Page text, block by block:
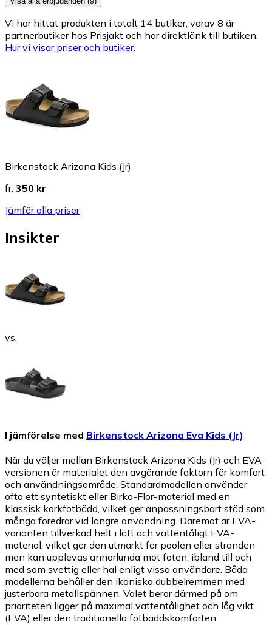
Vi har hittat produkten i totalt 14 butiker, varav 8 är
partnerbutiker hos Prisjakt och har direktlänk till butiken.
Hur vi visar priser och butiker.
Birkenstock Arizona Kids (Jr)
fr. 350 kr
Jämför alla priser
Insikter
vs.
I jämförelse med Birkenstock Arizona Eva Kids (Jr)
När du väljer mellan Birkenstock Arizona Kids (Jr) och EVA-
versionen är materialet den avgörande faktorn för komfort
och användningsområde. Standardmodellen använder
ofta ett syntetiskt eller Birko-Flor-material med en
klassisk korkfotbädd, vilket ger anpassningsbart stöd som
många föredrar vid längre användning. Däremot är EVA-
varianten tillverkad helt i lätt och vattentåligt EVA-
material, vilket gör den utmärkt för poolen eller stranden
men kan upplevas annorlunda mot foten, ibland till och
med som svettig eller hal enligt vissa användare. Båda
modellerna behåller den ikoniska dubbelremmen med
justerbara metallspännen. Valet beror därmed på om
prioriteten ligger på maximal vattentålighet och låg vikt
(EVA) eller den traditionella fotbäddskomforten.